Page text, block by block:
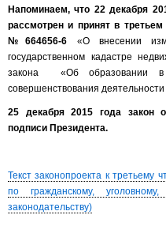
Напоминаем, что 22 декабря
рассмотрен и принят в
№664656-6 «О внесении
государственном кадастре
закона «Об образовании в
совершенствования
25 декабря 2015 года закон
подписи Президента.
Текст законопроекта к третьему
по гражданскому,
законодательству)